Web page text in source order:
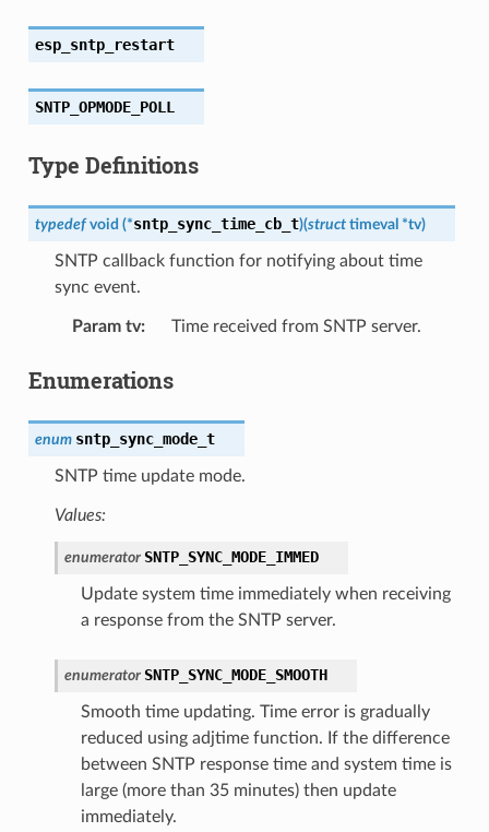
esp_sntp_restart
SNTP_OPMODE_POLL
Type Definitions
typedef void (*sntp_sync_time_cb_t)(struct timeval *tv)
SNTP callback function for notifying about time
sync event.
Param tv: Time received from SNTP server.
Enumerations
enum sntp_sync_mode_t
SNTP time update mode.
Values:
enumerator SNTP_SYNC_MODE_IMMED
Update system time immediately when receiving
a response from the SNTP server.
enumerator SNTP_SYNC_MODE_SMOOTH
Smooth time updating. Time error is gradually
reduced using adjtime function. If the difference
between SNTP response time and system time is
large (more than 35 minutes) then update
immediately.